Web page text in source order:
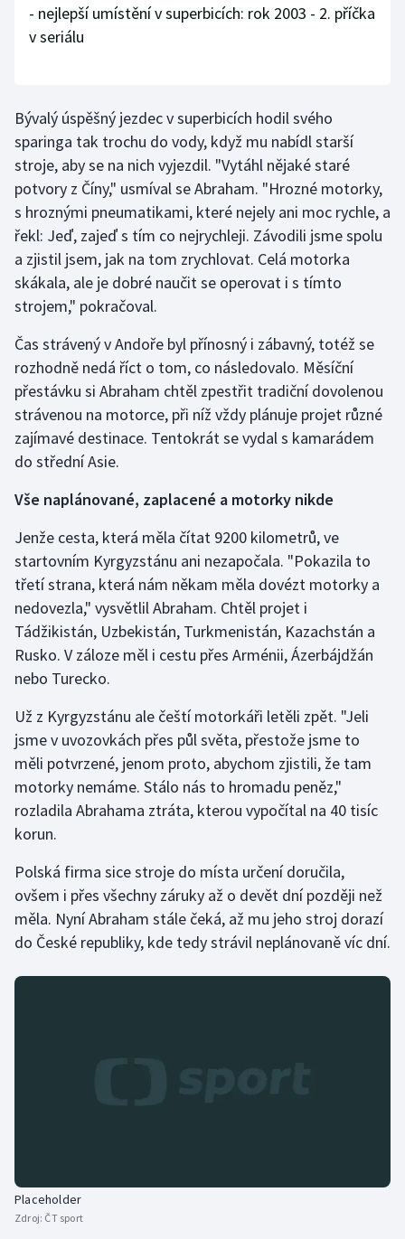
- nejlepší umístění v superbicích: rok 2003 - 2. příčka
v seriálu
Bývalý úspěšný jezdec v superbicích hodil svého
sparinga tak trochu do vody, když mu nabídl starší
stroje, aby se na nich vyjezdil. "Vytáhl nějaké staré
potvory z Číny," usmíval se Abraham. "Hrozné motorky,
s hroznými pneumatikami, které nejely ani moc rychle, a
řekl: Jeď, zajeď s tím co nejrychleji. Závodili jsme spolu
a zjistil jsem, jak na tom zrychlovat. Celá motorka
skákala, ale je dobré naučit se operovat i s tímto
strojem," pokračoval.
Čas strávený v Andoře byl přínosný i zábavný, totéž se
rozhodně nedá říct o tom, co následovalo. Měsíční
přestávku si Abraham chtěl zpestřit tradiční dovolenou
strávenou na motorce, při níž vždy plánuje projet různé
zajímavé destinace. Tentokrát se vydal s kamarádem
do střední Asie.
Vše naplánované, zaplacené a motorky nikde
Jenže cesta, která měla čítat 9200 kilometrů, ve
startovním Kyrgyzstánu ani nezapočala. "Pokazila to
třetí strana, která nám někam měla dovézt motorky a
nedovezla," vysvětlil Abraham. Chtěl projet i
Tádžikistán, Uzbekistán, Turkmenistán, Kazachstán a
Rusko. V záloze měl i cestu přes Arménii, Ázerbájdžán
nebo Turecko.
Už z Kyrgyzstánu ale čeští motorkáři letěli zpět. "Jeli
jsme v uvozovkách přes půl světa, přestože jsme to
měli potvrzené, jenom proto, abychom zjistili, že tam
motorky nemáme. Stálo nás to hromadu peněz,"
rozladila Abrahama ztráta, kterou vypočítal na 40 tisíc
korun.
Polská firma sice stroje do místa určení doručila,
ovšem i přes všechny záruky až o devět dní později než
měla. Nyní Abraham stále čeká, až mu jeho stroj dorazí
do České republiky, kde tedy strávil neplánovaně víc dní.
Placeholder
Zdroj: ČT sport